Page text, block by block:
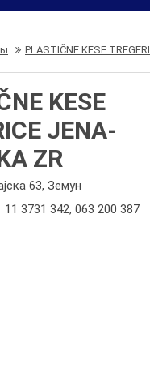
PLASTIČNE KESE
KESE
JENA-
ZR
63, Земун
11 3731 342,063 200 387